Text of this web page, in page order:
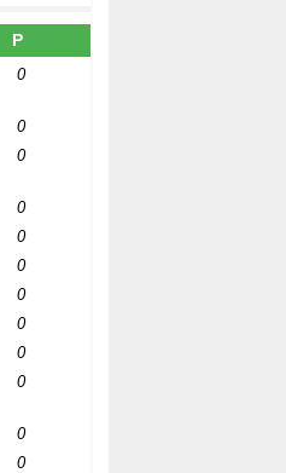
P
0
0
0
0
0
0
0
0
0
0
0
0